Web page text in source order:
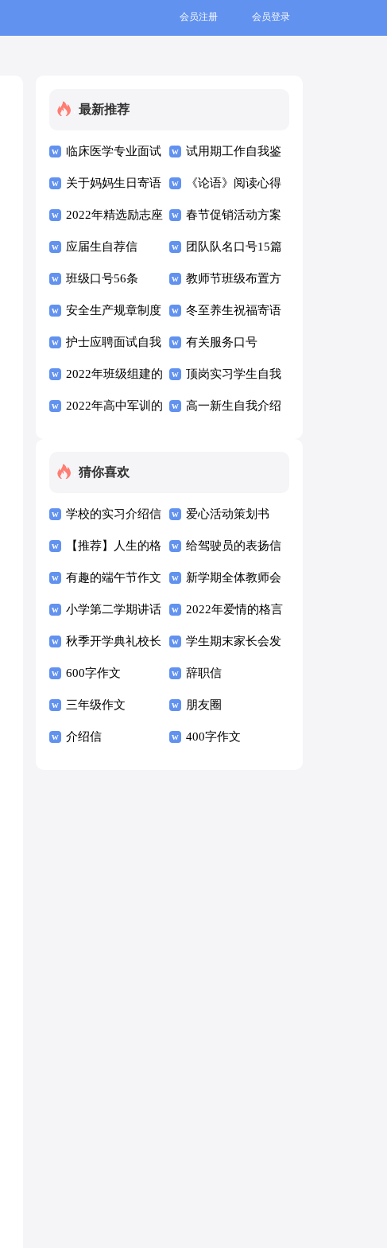
会员登录
会员注册
最新推荐
临床医学专业面试
自我介绍
试用期工作自我鉴
定
关于妈妈生日寄语
50句
《论语》阅读心得
体会
2022年精选励志座
右铭合集100条
春节促销活动方案
应届生自荐信 团队队名口号15篇
班级口号56条 教师节班级布置方
案（精选6篇）
安全生产规章制度
15篇
冬至养生祝福寄语
（精选40句）
护士应聘面试自我
介绍
有关服务口号
2022年班级组建的
口号49句
顶岗实习学生自我
鉴定
2022年高中军训的 高一新生自我介绍
猜你喜欢
学校的实习介绍信 爱心活动策划书
【推荐】人生的格
言集合38条
给驾驶员的表扬信
有趣的端午节作文 新学期全体教师会
校长讲话稿范文
（通用10篇）
小学第二学期讲话
稿
2022年爱情的格言
汇编93句
秋季开学典礼校长
发言稿（通用12
篇）
学生期末家长会发
言稿
600字作文 辞职信
三年级作文 朋友圈
介绍信 400字作文